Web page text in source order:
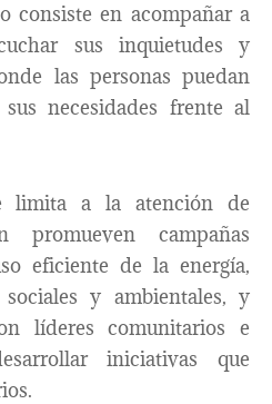
consiste en acompañar a
sus inquietudes y
las personas puedan
necesidades frente al
limita a la atención de
promueven campañas
eficiente de la energía,
y ambientales, y
líderes comunitarios e
iniciativas que